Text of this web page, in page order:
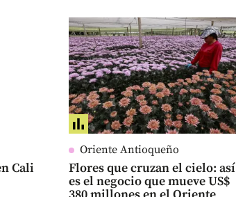
Cali
Oriente Antioqueño
Flores que cruzan el cielo: así
es el negocio que mueve US$